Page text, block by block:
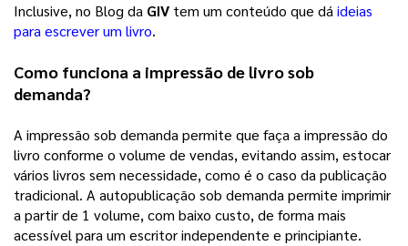
Inclusive, no Blog da GIV tem um conteúdo que dá ideias
para escrever um livro.
Como funciona a impressão de livro sob
demanda?
A impressão sob demanda permite que faça a impressão do
livro conforme o volume de vendas, evitando assim, estocar
vários livros sem necessidade, como é o caso da publicação
tradicional. A autopublicação sob demanda permite imprimir
a partir de 1 volume, com baixo custo, de forma mais
acessível para um escritor independente e principiante.